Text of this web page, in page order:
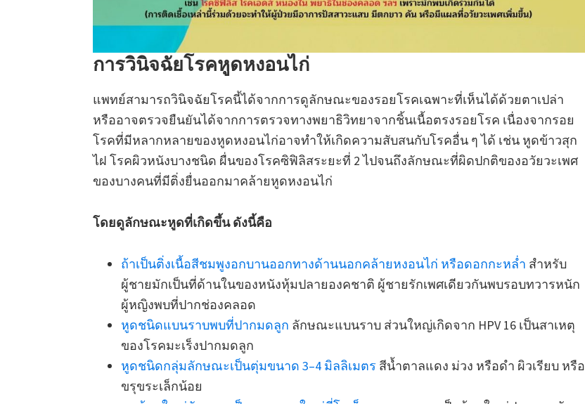
การวินิจฉัยโรคหูดหงอนไก่
แพทย์สามารถวินิจฉัยโรคนี้ได้จากการดูลักษณะของรอยโรคเฉพาะที่เห็นได้ด้วยตาเปล่า
หรืออาจตรวจยืนยันได้จากการตรวจทางพยาธิวิทยาจากชิ้นเนื้อตรงรอยโรค เนื่องจากรอย
โรคที่มีหลากหลายของหูดหงอนไก่อาจทำให้เกิดความสับสนกับโรคอื่น ๆ ได้ เช่น หูดข้าวสุก
ไฝ โรคผิวหนังบางชนิด ผื่นของโรคซิฟิลิสระยะที่ 2 ไปจนถึงลักษณะที่ผิดปกติของอวัยวะเพศ
ของบางคนที่มีติ่งยื่นออกมาคล้ายหูดหงอนไก่
โดยดูลักษณะหูดที่เกิดขึ้น ดังนี้คือ
ถ้าเป็นติ่งเนื้อสีชมพูงอกบานออกทางด้านนอกคล้ายหงอนไก่ หรือดอกกะหล่ำ สำหรับ
ผู้ชายมักเป็นที่ด้านในของหนังหุ้มปลายองคชาติ ผู้ชายรักเพศเดียวกันพบรอบทวารหนัก
ผู้หญิงพบที่ปากช่องคลอด
หูดชนิดแบนราบพบที่ปากมดลูก ลักษณะแบนราบ ส่วนใหญ่เกิดจาก HPV 16 เป็นสาเหตุ
ของโรคมะเร็งปากมดลูก
หูดชนิดกลุ่มลักษณะเป็นตุ่มขนาด 3–4 มิลลิเมตร สีน้ำตาลแดง ม่วง หรือดำ ผิวเรียบ หรือ
ขรุขระเล็กน้อย